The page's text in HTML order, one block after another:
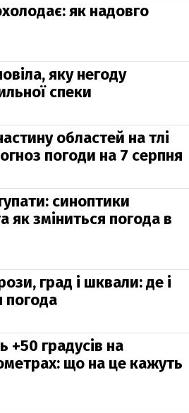
як надовго
яку негоду
спеки
областей на тлі
погоди на 7 серпня
синоптики
як зміниться погода в
град і шквали: де і
погода
+50 градусів на
що на це кажуть